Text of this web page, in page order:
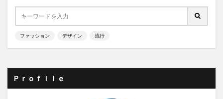
ファッション デザイン 流行
Ｐｒｏｆｉｌｅ